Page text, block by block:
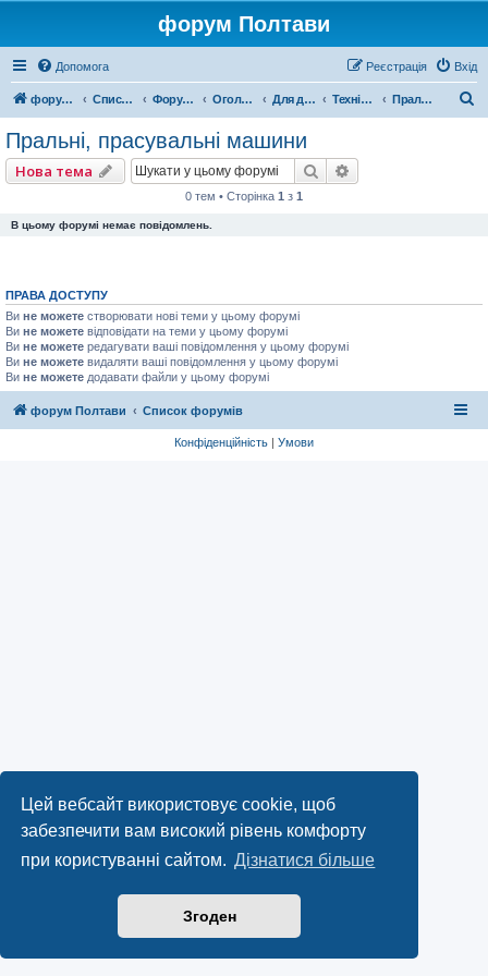
Цей вебсайт використовує cookie, щоб
забезпечити вам високий рівень комфорту
при користуванні сайтом. Дізнатися більше
Згоден
форум Полтави
Допомога Вхід
Реєстрація
форум Полтави Список форумів Форум міста Полтава Оголошення міста Полтава Для домашнього комфорту Техніка для дому Пральні, прасувальні машини
Пральні, прасувальні машини
Нова тема Пошук
0 тем • Сторінка 1 з 1
В цьому форумі немає повідомлень.
ПРАВА ДОСТУПУ
Ви не можете створювати нові теми у цьому форумі
Ви не можете відповідати на теми у цьому форумі
Ви не можете редагувати ваші повідомлення у цьому форумі
Ви не можете видаляти ваші повідомлення у цьому форумі
Ви не можете додавати файли у цьому форумі
форум Полтави Список форумів
Конфіденційність | Умови